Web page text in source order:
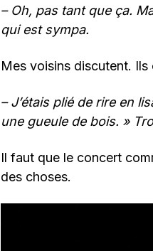
– Oh, pas tant que ça.
qui est sympa.
Mes voisins discutent. Ils
– J’étais plié de rire en
une gueule de bois. »
Il faut que le concert
des choses.